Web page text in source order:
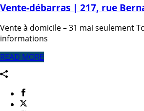
Vente-débarras | 217, rue
Vente à domicile – 31 mai seulement
informations
READ MORE